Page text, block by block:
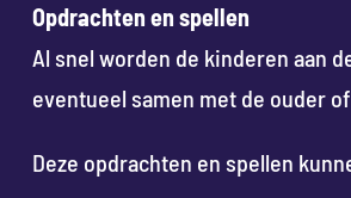
Opdrachten en spellen
Al snel worden de kinderen aan
eventueel samen met de ouder of
Deze opdrachten en spellen